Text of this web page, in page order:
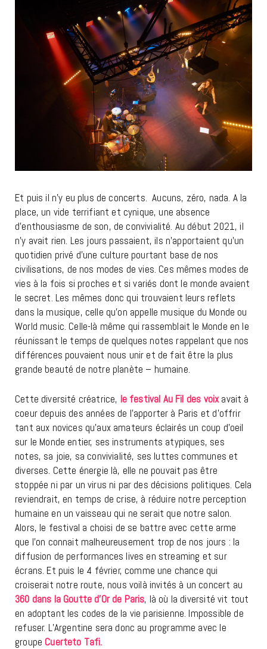
Et puis il n’y eu plus de concerts. Aucuns, zéro, nada. A la
place, un vide terrifiant et cynique, une absence
d’enthousiasme de son, de convivialité. Au début 2021, il
n’y avait rien. Les jours passaient, ils n’apportaient qu’un
quotidien privé d’une culture pourtant base de nos
civilisations, de nos modes de vies. Ces mêmes modes de
vies à la fois si proches et si variés dont le monde avaient
le secret. Les mêmes donc qui trouvaient leurs reflets
dans la musique, celle qu’on appelle musique du Monde ou
World music. Celle-là même qui rassemblait le Monde en le
réunissant le temps de quelques notes rappelant que nos
différences pouvaient nous unir et de fait être la plus
grande beauté de notre planète – humaine.
Cette diversité créatrice, le festival Au Fil des voixavait à
coeur depuis des années de l’apporter à Paris et d’offrir
tant aux novices qu’aux amateurs éclairés un coup d’oeil
sur le Monde entier, ses instruments atypiques, ses
notes, sa joie, sa convivialité, ses luttes communes et
diverses. Cette énergie là, elle ne pouvait pas être
stoppée ni par un virus ni par des décisions politiques. Cela
reviendrait, en temps de crise, à réduire notre perception
humaine en un vaisseau qui ne serait que notre salon.
Alors, le festival a choisi de se battre avec cette arme
que l’on connait malheureusement trop de nos jours : la
diffusion de performances lives en streaming et sur
écrans. Et puis le 4 février, comme une chance qui
croiserait notre route, nous voilà invités à un concert au
360 dans la Goutte d’Or de Paris, là où la diversité vit tout
en adoptant les codes de la vie parisienne. Impossible de
refuser. L’Argentine sera donc au programme avec le
groupe Cuerteto Tafi.